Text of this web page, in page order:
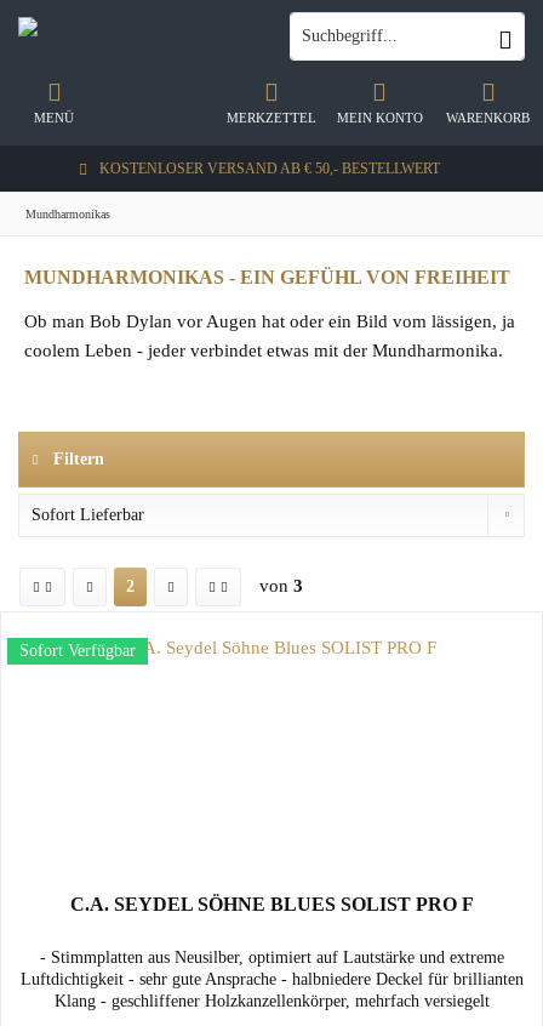
KOSTENLOSER VERSAND AB € 50,- BESTELLWERT
WARENKORB
MERKZETTEL MEIN KONTO
MENÜ
Mundharmonikas
MUNDHARMONIKAS - EIN GEFÜHL VON FREIHEIT
Ob man Bob Dylan vor Augen hat oder ein Bild vom lässigen, ja
coolem Leben - jeder verbindet etwas mit der Mundharmonika.
Filtern
2 von 3
Sofort Verfügbar
C.A. SEYDEL SÖHNE BLUES SOLIST PRO F
- Stimmplatten aus Neusilber, optimiert auf Lautstärke und extreme
Luftdichtigkeit - sehr gute Ansprache - halbniedere Deckel für brillianten
Klang - geschliffener Holzkanzellenkörper, mehrfach versiegelt